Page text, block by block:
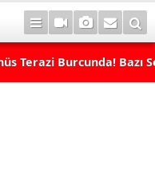
Terazi Burcunda! Bazı